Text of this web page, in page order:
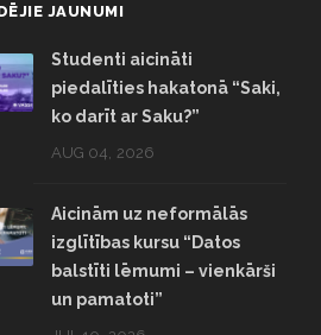
JAUNUMI
Studenti aicināti
piedalīties hakatonā “Saki,
ko darīt ar Saku?”
AUG 04, 2026
Aicinām uz neformālās
izglītības kursu “Datos
balstīti lēmumi – vienkārši
un pamatoti”